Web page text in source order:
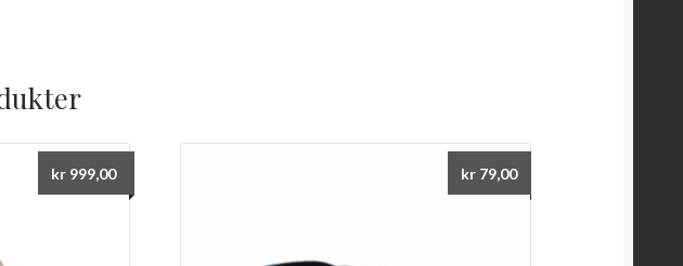
kr999,00 kr79,00